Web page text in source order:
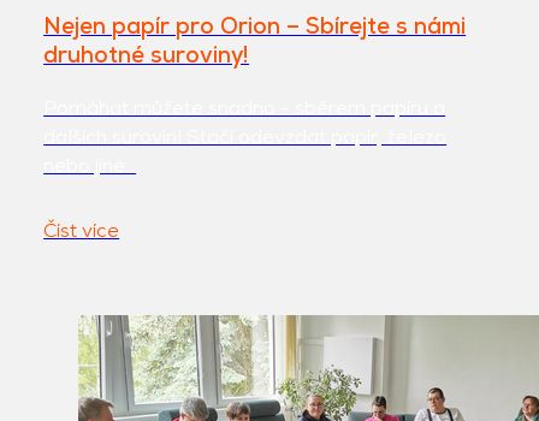
Nejen papír pro Orion – Sbírejte s námi
druhotné suroviny!
Číst více